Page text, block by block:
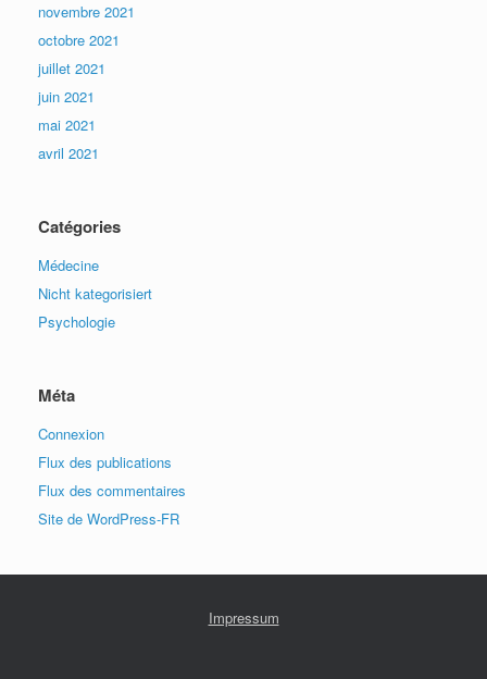
novembre 2021
octobre 2021
juillet 2021
juin 2021
mai 2021
avril 2021
Catégories
Médecine
Nicht kategorisiert
Psychologie
Méta
Connexion
Flux des publications
Flux des commentaires
Site de WordPress-FR
Impressum